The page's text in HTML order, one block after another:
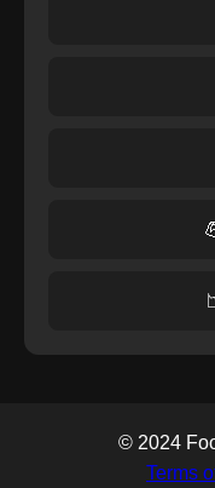
© 2024
Terms